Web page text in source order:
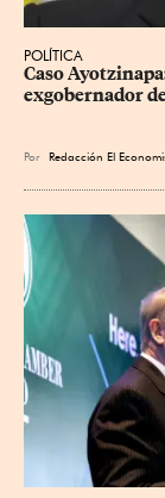
POLÍTICA
Caso
exgobernador
Por Redacción El